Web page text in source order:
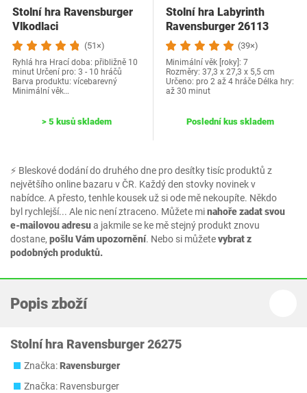
⚡ Bleskové dodání do druhého dne pro desítky tisíc produktů z
největšího online bazaru v ČR. Každý den stovky novinek v
nabídce. A přesto, tenhle kousek už si ode mě nekoupíte. Někdo
byl rychlejší... Ale nic není ztraceno. Můžete minahoře zadat svou
e-mailovou adresua jakmile se ke mě stejný produkt znovu
dostane, pošlu Vám upozornění. Nebo si můžetevybrat z
podobných produktů.
Stolní hra Ravensburger
Vlkodlaci
(51×)
Ryhlá hra Hrací doba: přibližně 10
minut Určení pro: 3 - 10 hráčů
Barva produktu: vícebarevný
Minimální věk…
> 5 kusů skladem
Stolní hra Labyrinth
Ravensburger 26113
(39×)
Minimální věk [roky]: 7
Rozměry: 37,3 x 27,3 x 5,5 cm
Určeno: pro 2 až 4 hráče Délka hry:
až 30 minut
Poslední kus skladem
Popis zboží
Stolní hra Ravensburger 26275
Značka:Ravensburger
Značka: Ravensburger